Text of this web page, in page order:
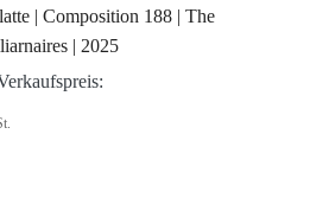
| Composition 188 | The
| 2025